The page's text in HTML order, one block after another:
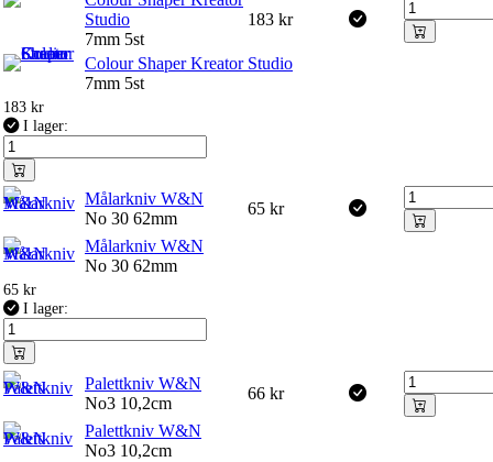
Studio
7mm 5st
183 kr
Colour Shaper Kreator Studio
7mm 5st
183 kr
I lager:
Målarkniv W&N
No 30 62mm
65 kr
Målarkniv W&N
No 30 62mm
65 kr
I lager:
Palettkniv W&N
No3 10,2cm
66 kr
Palettkniv W&N
No3 10,2cm